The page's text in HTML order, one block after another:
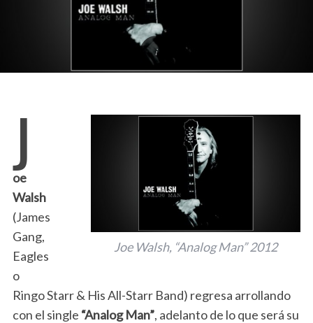
Joe Walsh, “Analog Man” 2012
J
oe
Walsh
(James
Gang,
Eagles
o
Ringo Starr & His All-Starr Band) regresa arrollando
con el single “Analog Man”, adelanto de lo que será su